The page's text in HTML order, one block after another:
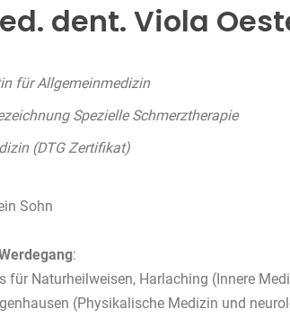
dent. Viola
für Allgemeinmedizin
Spezielle Schmerztherapie
(DTG Zertifikat)
Sohn
:
für Naturheilweisen, Harlaching (Innere
(Physikalische Medizin und